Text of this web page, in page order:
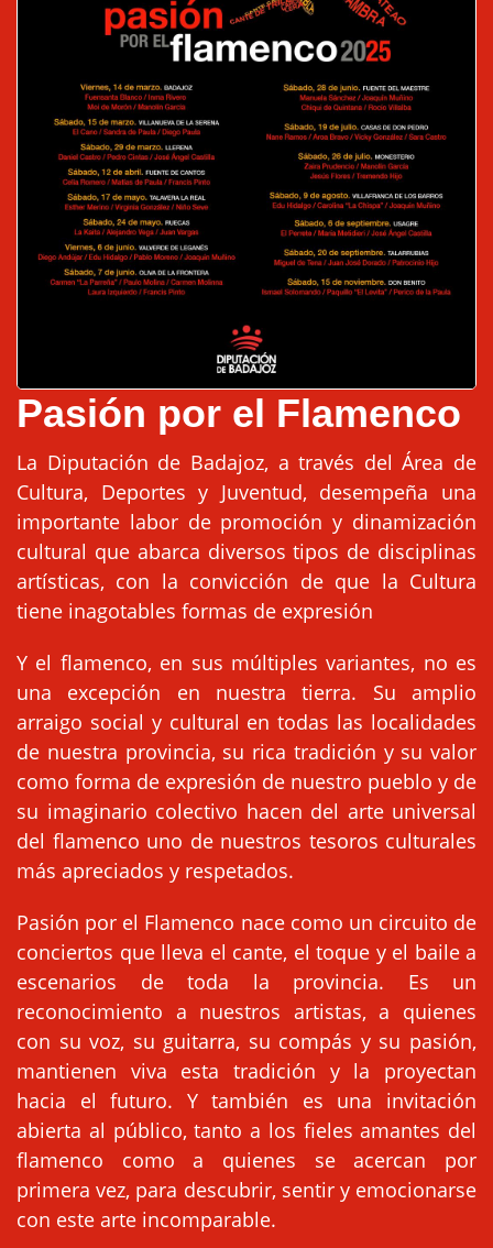
Pasión por el Flamenco
La Diputación de Badajoz, a través del Área de
Cultura, Deportes y Juventud, desempeña una
importante labor de promoción y dinamización
cultural que abarca diversos tipos de disciplinas
artísticas, con la convicción de que la Cultura
tiene inagotables formas de expresión
Y el flamenco, en sus múltiples variantes, no es
una excepción en nuestra tierra. Su amplio
arraigo social y cultural en todas las localidades
de nuestra provincia, su rica tradición y su valor
como forma de expresión de nuestro pueblo y de
su imaginario colectivo hacen del arte universal
del flamenco uno de nuestros tesoros culturales
más apreciados y respetados.
Pasión por el Flamenco nace como un circuito de
conciertos que lleva el cante, el toque y el baile a
escenarios de toda la provincia. Es un
reconocimiento a nuestros artistas, a quienes
con su voz, su guitarra, su compás y su pasión,
mantienen viva esta tradición y la proyectan
hacia el futuro. Y también es una invitación
abierta al público, tanto a los fieles amantes del
flamenco como a quienes se acercan por
primera vez, para descubrir, sentir y emocionarse
con este arte incomparable.